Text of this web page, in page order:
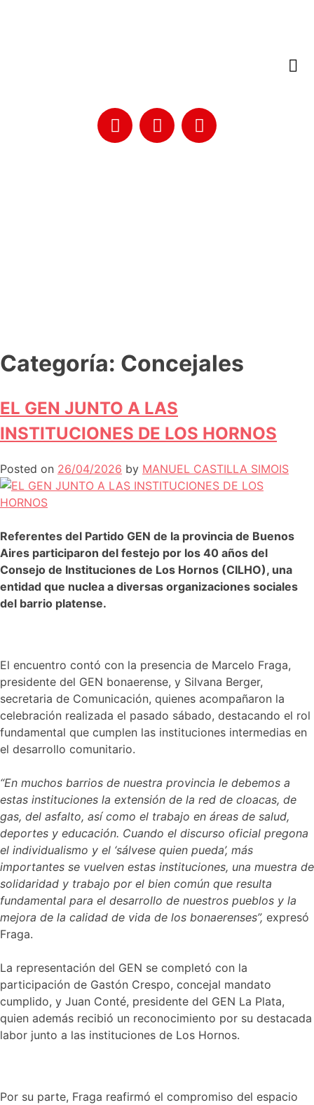
Categoría: Concejales
EL GEN JUNTO A LAS
INSTITUCIONES DE LOS HORNOS
Posted on 26/04/2026 by MANUEL CASTILLA SIMOIS
Referentes del Partido GEN de la provincia de Buenos
Aires participaron del festejo por los 40 años del
Consejo de Instituciones de Los Hornos (CILHO), una
entidad que nuclea a diversas organizaciones sociales
del barrio platense.
El encuentro contó con la presencia de Marcelo Fraga,
presidente del GEN bonaerense, y Silvana Berger,
secretaria de Comunicación, quienes acompañaron la
celebración realizada el pasado sábado, destacando el rol
fundamental que cumplen las instituciones intermedias en
el desarrollo comunitario.
“En muchos barrios de nuestra provincia le debemos a
estas instituciones la extensión de la red de cloacas, de
gas, del asfalto, así como el trabajo en áreas de salud,
deportes y educación. Cuando el discurso oficial pregona
el individualismo y el ‘sálvese quien pueda’, más
importantes se vuelven estas instituciones, una muestra de
solidaridad y trabajo por el bien común que resulta
fundamental para el desarrollo de nuestros pueblos y la
mejora de la calidad de vida de los bonaerenses”, expresó
Fraga.
La representación del GEN se completó con la
participación de Gastón Crespo, concejal mandato
cumplido, y Juan Conté, presidente del GEN La Plata,
quien además recibió un reconocimiento por su destacada
labor junto a las instituciones de Los Hornos.
Por su parte, Fraga reafirmó el compromiso del espacio